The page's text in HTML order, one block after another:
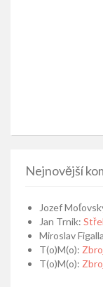
Nejnovější
Jozef
Jan Trnik:
Miroslav Figalla
T(o)M(o):
T(o)M(o):